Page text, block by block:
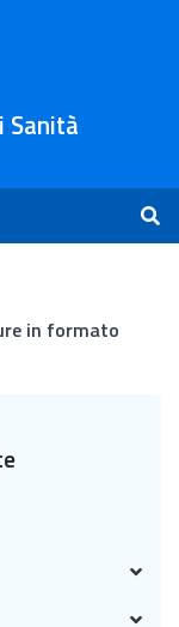
Sanità
in formato